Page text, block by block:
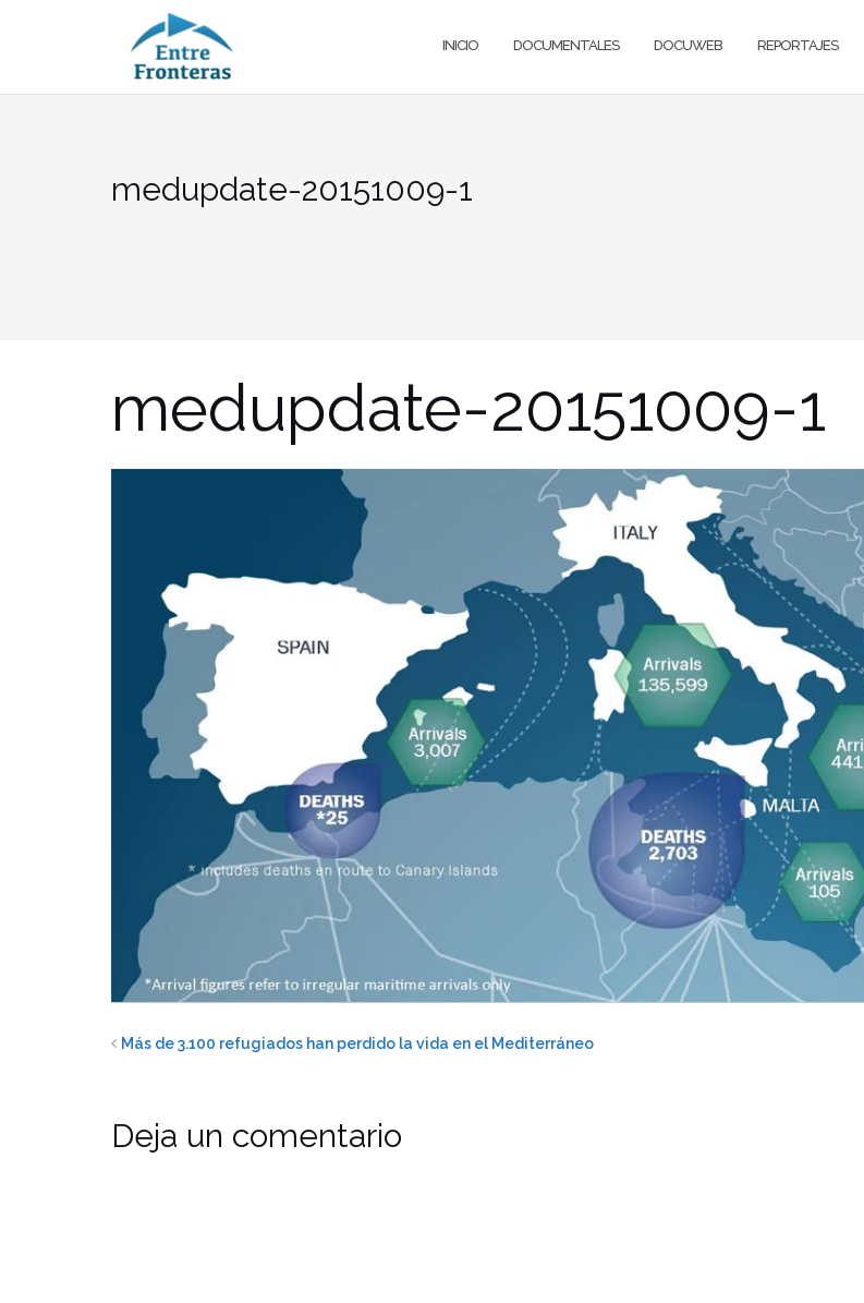
INICIO DOCUMENTALES DOCUWEB REPORTAJES
medupdate-20151009-1
medupdate-20151009-1
Más de 3.100 refugiados han perdido la vida en el Mediterráneo
Deja un comentario